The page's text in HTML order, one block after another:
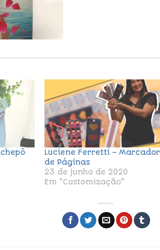
Luciene Ferretti – Marcador
de Páginas
23 de junho de 2020
Em "Customização"